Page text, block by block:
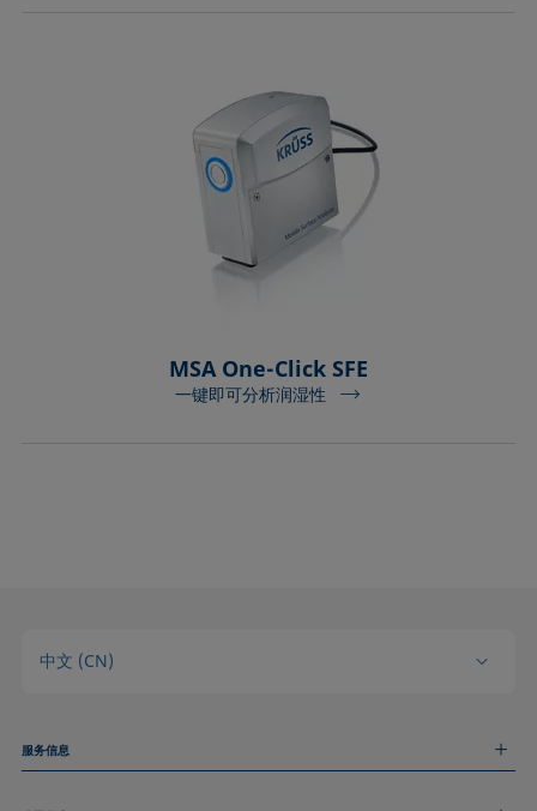
MSA One-Click SFE
一键即可分析润湿性
中文 (CN)
服务信息